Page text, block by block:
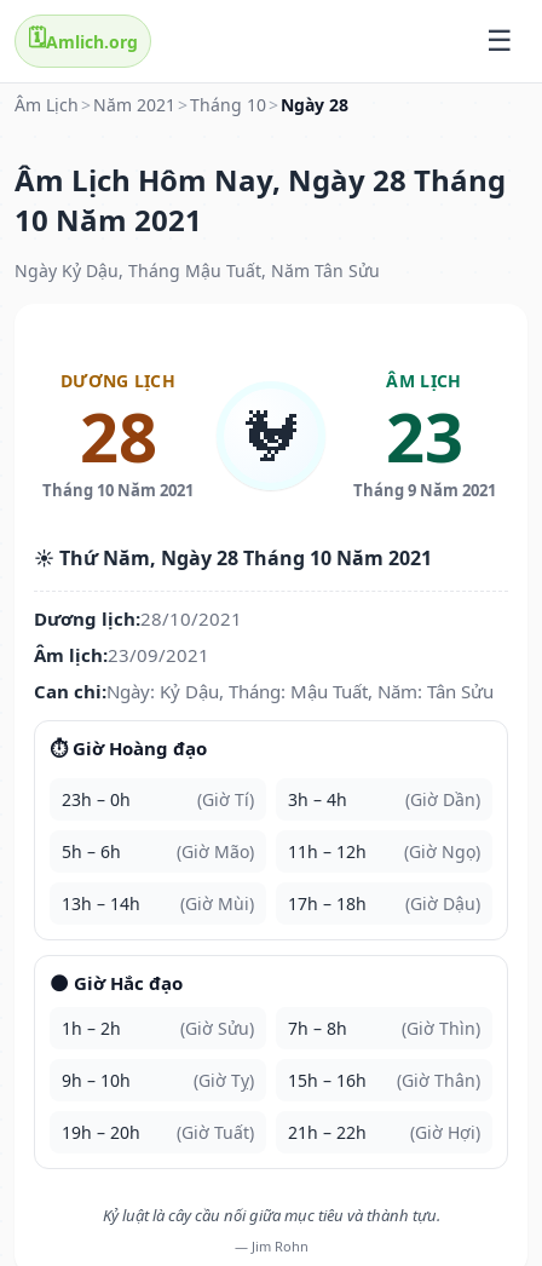
🗓️Amlich.org
Âm Lịch > Năm 2021 >Tháng 10> Ngày 28
Âm Lịch Hôm Nay, Ngày 28 Tháng
10 Năm 2021
Ngày Kỷ Dậu, Tháng Mậu Tuất, Năm Tân Sửu
DƯƠNG LỊCH
28
Tháng 10 Năm 2021
🐓
ÂM LỊCH
23
Tháng 9 Năm 2021
☀️ Thứ Năm, Ngày 28 Tháng 10 Năm 2021
Dương lịch:28/10/2021
Âm lịch:23/09/2021
Can chi:Ngày: Kỷ Dậu, Tháng: Mậu Tuất, Năm: Tân Sửu
⏱️ Giờ Hoàng đạo
23h – 0h (Giờ Tí) 3h – 4h (Giờ Dần)
5h – 6h (Giờ Mão) 11h – 12h (Giờ Ngọ)
13h – 14h (Giờ Mùi) 17h – 18h (Giờ Dậu)
🌑 Giờ Hắc đạo
1h – 2h (Giờ Sửu) 7h – 8h (Giờ Thìn)
9h – 10h (Giờ Tỵ) 15h – 16h (Giờ Thân)
19h – 20h (Giờ Tuất) 21h – 22h (Giờ Hợi)
Kỷ luật là cây cầu nối giữa mục tiêu và thành tựu.
— Jim Rohn